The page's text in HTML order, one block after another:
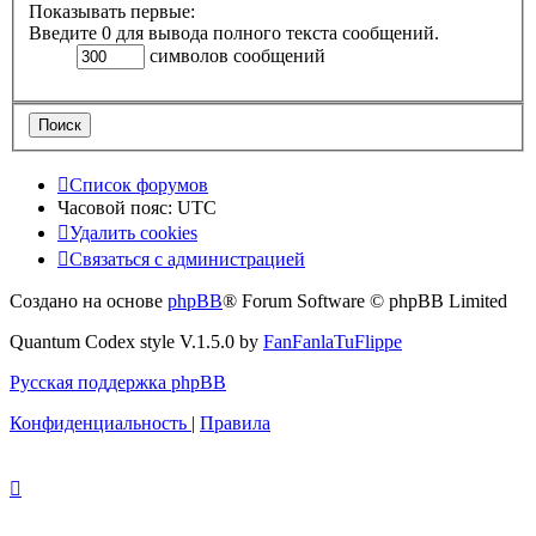
Показывать первые:
Введите 0 для вывода полного текста сообщений.
символов сообщений
Список форумов
Часовой пояс: UTC
Удалить cookies
Связаться с администрацией
Создано на основе phpBB® Forum Software © phpBB Limited
Quantum Codex style V.1.5.0 by FanFanlaTuFlippe
Русская поддержка phpBB
Конфиденциальность | Правила